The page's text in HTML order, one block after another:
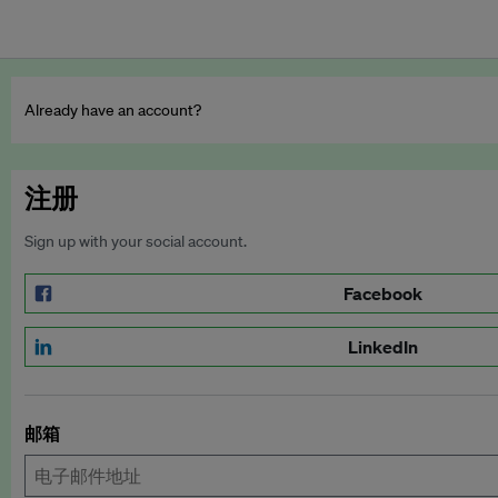
Already have an account?
注册
Sign up with your social account.
Facebook
LinkedIn
邮箱